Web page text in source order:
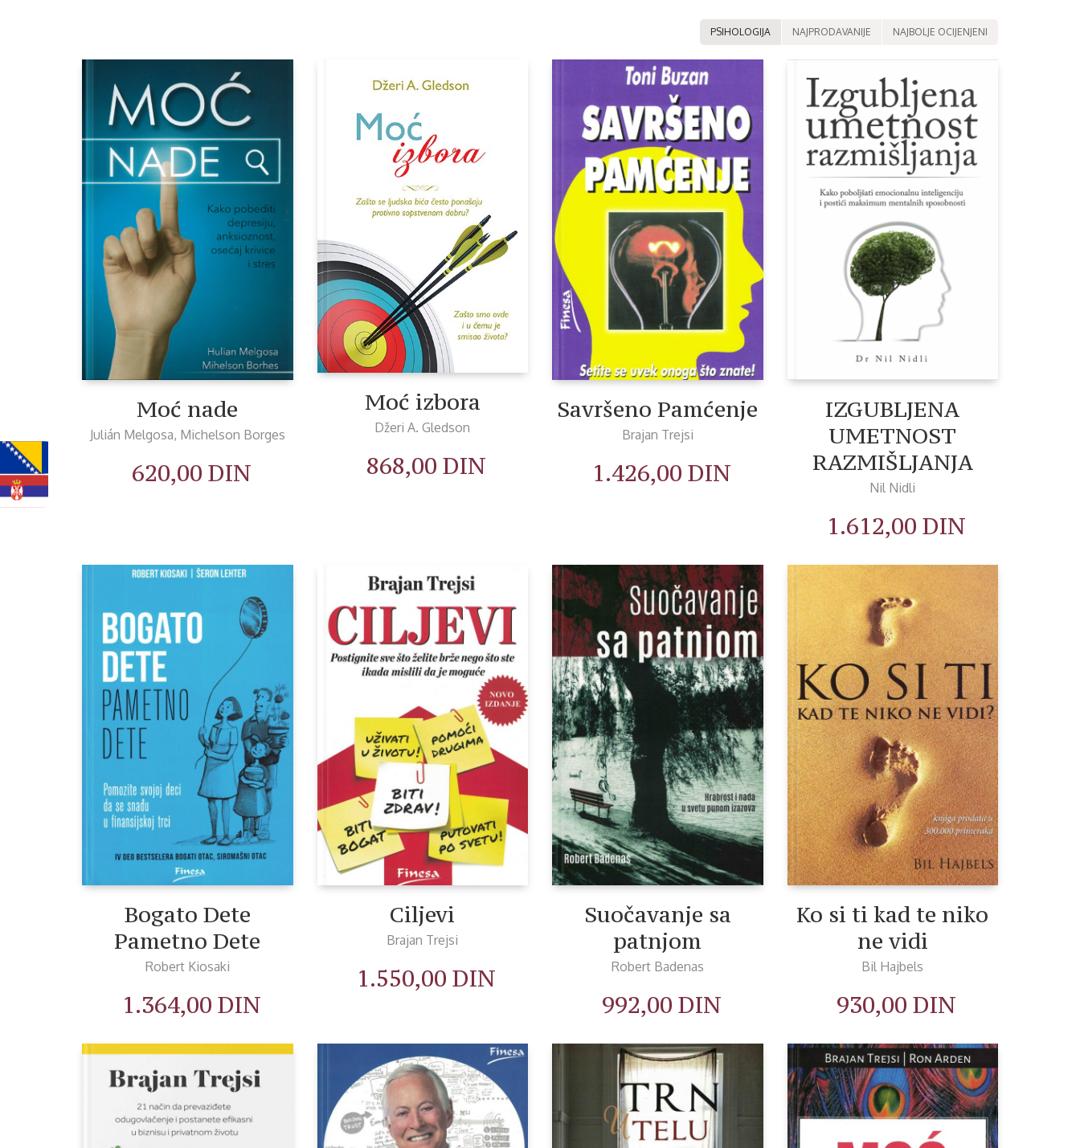
PSIHOLOGIJA NAJPRODAVANIJE NAJBOLJE OCIJENJENI
Moć nade
Julián Melgosa, Michelson Borges
620,00 DIN
Moć izbora
Džeri A. Gledson
868,00DIN
Savršeno Pamćenje
Brajan Trejsi
1.426,00 DIN
IZGUBLJENA
UMETNOST
RAZMIŠLJANJA
Nil Nidli
1.612,00DIN
Bogato Dete
Pametno Dete
Robert Kiosaki
1.364,00 DIN
Ciljevi
Brajan Trejsi
1.550,00DIN
Suočavanje sa
patnjom
Robert Badenas
992,00 DIN
Ko si ti kad te niko
ne vidi
Bil Hajbels
930,00DIN